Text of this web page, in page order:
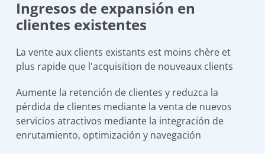
Ingresos de expansión en
clientes existentes
La vente aux clients existants est moins chère et
plus rapide que l'acquisition de nouveaux clients
Aumente la retención de clientes y reduzca la
pérdida de clientes mediante la venta de nuevos
servicios atractivos mediante la integración de
enrutamiento, optimización y navegación